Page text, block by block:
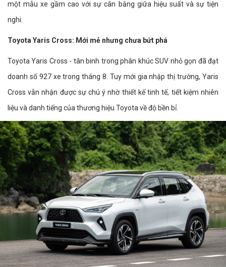
một mẫu xe gầm cao với sự cân bằng giữa hiệu suất và sự tiện
nghi.
Toyota Yaris Cross: Mới mẻ nhưng chưa bứt phá
Toyota Yaris Cross - tân binh trong phân khúc SUV nhỏ gọn đã đạt
doanh số 927 xe trong tháng 8. Tuy mới gia nhập thị trường, Yaris
Cross vẫn nhận được sự chú ý nhờ thiết kế tinh tế, tiết kiệm nhiên
liệu và danh tiếng của thương hiệu Toyota về độ bền bỉ.